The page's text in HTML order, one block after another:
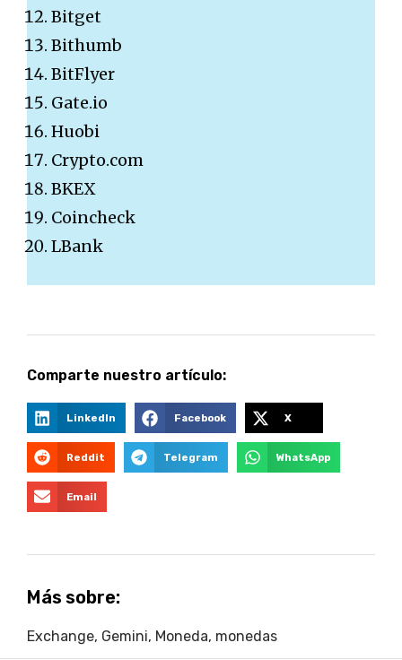
Bitget
Bithumb
BitFlyer
Gate.io
Huobi
Crypto.com
BKEX
Coincheck
LBank
Comparte nuestro artículo:
LinkedIn Facebook X
Reddit Telegram WhatsApp
Email
Más sobre:
Exchange, Gemini, Moneda, monedas